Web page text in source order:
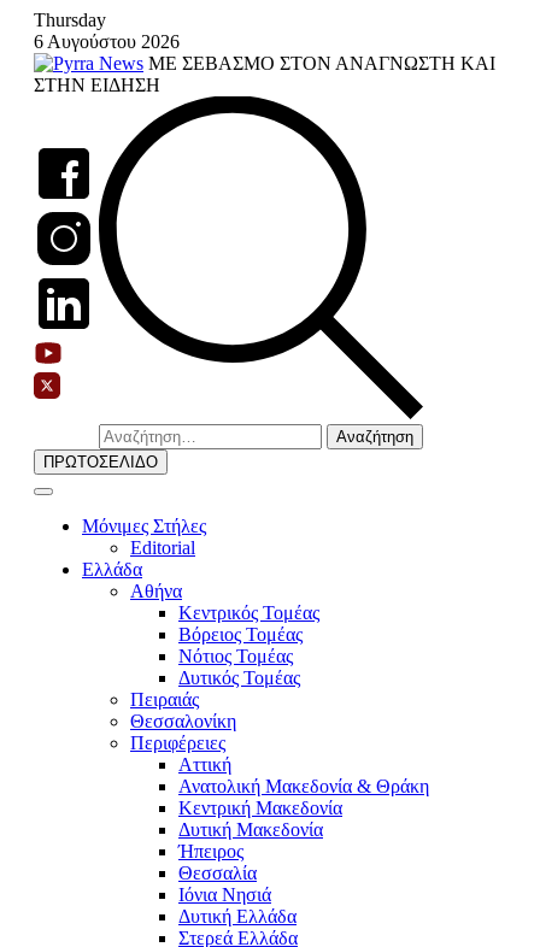
Skip
content
Thursday
6 Αυγούστου 2026
ΜΕ ΣΕΒΑΣΜΟ ΣΤΟΝ ΑΝΑΓΝΩΣΤΗ ΚΑΙ
ΣΤΗΝ ΕΙΔΗΣΗ
Αναζήτηση
για:
ΠΡΩΤΟΣΕΛΙΔΟ
Μόνιμες Στήλες
Editorial
Ελλάδα
Αθήνα
Κεντρικός Τομέας
Βόρειος Τομέας
Νότιος Τομέας
Δυτικός Τομέας
Πειραιάς
Θεσσαλονίκη
Περιφέρειες
Αττική
Ανατολική Μακεδονία & Θράκη
Κεντρική Μακεδονία
Δυτική Μακεδονία
Ήπειρος
Θεσσαλία
Ιόνια Νησιά
Δυτική Ελλάδα
Στερεά Ελλάδα